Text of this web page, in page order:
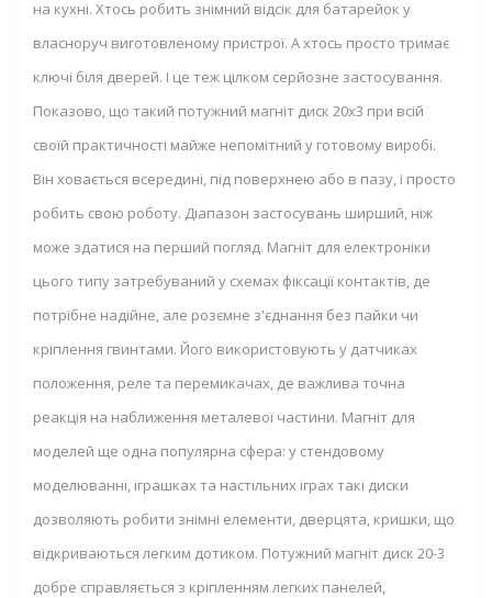
на кухні. Хтось робить знімний відсік для батарейок у
власноруч виготовленому пристрої. А хтось просто тримає
ключі біля дверей. І це теж цілком серйозне застосування.
Показово, що такий потужний магніт диск 20х3 при всій
своїй практичності майже непомітний у готовому виробі.
Він ховається всередині, під поверхнею або в пазу, і просто
робить свою роботу. Діапазон застосувань ширший, ніж
може здатися на перший погляд. Магніт для електроніки
цього типу затребуваний у схемах фіксації контактів, де
потрібне надійне, але розємне з'єднання без пайки чи
кріплення гвинтами. Його використовують у датчиках
положення, реле та перемикачах, де важлива точна
реакція на наближення металевої частини. Магніт для
моделей ще одна популярна сфера: у стендовому
моделюванні, іграшках та настільних іграх такі диски
дозволяють робити знімні елементи, дверцята, кришки, що
відкриваються легким дотиком. Потужний магніт диск 20-3
добре справляється з кріпленням легких панелей,